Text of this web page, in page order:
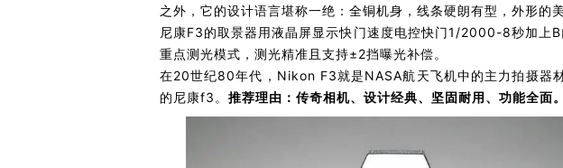
之外，它的设计语言堪称一绝：全铜机身，线条硬朗有型，外形的美
尼康F3的取景器用液晶屏显示快门速度电控快门1/2000-8秒加上
重点测光模式，测光精准且支持±2挡曝光补偿。
在20世纪80年代，Nikon F3就是NASA航天飞机中的主力拍摄器
的尼康f3。 推荐理由：传奇相机、设计经典、坚固耐用、功能全面。